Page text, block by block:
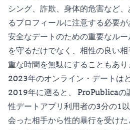
シング、詐欺、身体的危害など
るプロフィールに注意する必要が
安全なデートのための重要なル
を守るだけでなく、相性の良い
重な時間を無駄にすることもあり
2023年のオンライン・デートは
2019年に遡ると、 ProPublicaの
性デートアプリ利用者の3分の1
会った相手から性的暴行を受けた